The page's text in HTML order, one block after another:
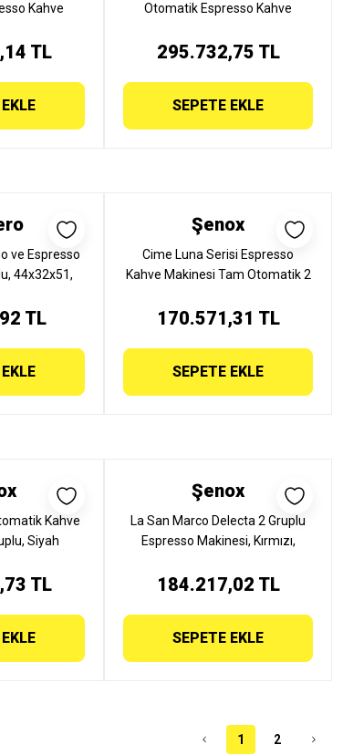
Kahve
TL
Otomatik Espresso Kahve
295.732,75 TL
SEPETE EKLE
ve Espresso
44x32x51,
TL
Şenox
Cime Luna Serisi Espresso
Kahve Makinesi Tam Otomatik 2
170.571,31 TL
SEPETE EKLE
Kahve
Siyah
TL
Şenox
La San Marco Delecta 2 Gruplu
Espresso Makinesi, Kırmızı,
184.217,02 TL
SEPETE EKLE
1 2